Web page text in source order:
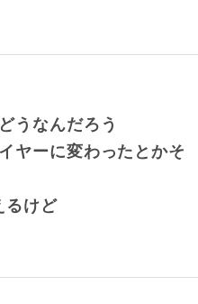
うなんだろう
ヤーに変わったとかそ
るけど